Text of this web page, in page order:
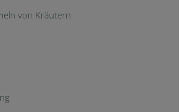
von Kräutern